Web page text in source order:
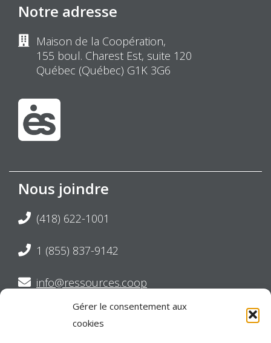
Gérer le consentement aux
cookies
Notre adresse
Maison de la Coopération,
155 boul. Charest Est, suite 120
Québec (Québec) G1K 3G6
Nous joindre
(418) 622-1001
1 (855) 837-9142
info@ressources.coop
Suivez-nous sur Twitter